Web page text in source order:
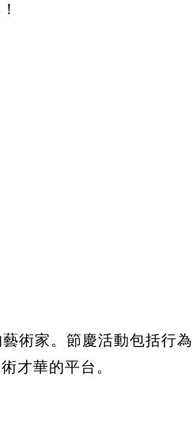
術家。節慶活動包括行為
才華的平台。